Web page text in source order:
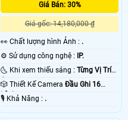
Giá Bán: 30%
Giá gốc: 14,180,000 ₫
️👀 Chất lượng hình Ảnh : .
⚙ Sử dụng công nghệ :
IP.
🌜 Khi xem thiếu sáng :Từng Vị Trí
Camera .
🎲 Thiết Kế CameraĐầu Ghi 16
kênh.
️🎙 Khả Năng : .